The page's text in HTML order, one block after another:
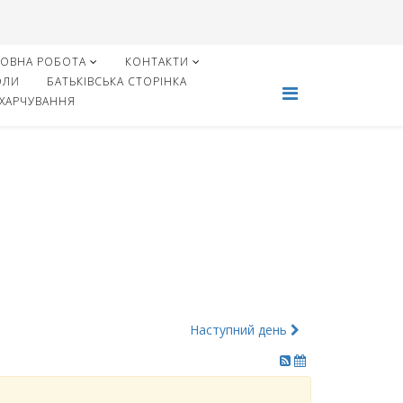
РОБОТА
КОНТАКТИ
БАТЬКІВСЬКА СТОРІНКА
Наступний день